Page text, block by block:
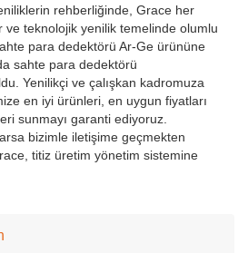
rehberliğinde, Grace her
ve teknolojik yenilik temelinde olumlu
para dedektörü Ar-Ge ürününe
sahte para dedektörü
Yenilikçi ve çalışkan kadromuza
en iyi ürünleri, en uygun fiyatları
sunmayı garanti ediyoruz.
bizimle iletişime geçmekten
titiz üretim yönetim sistemine